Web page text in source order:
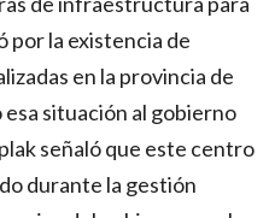
por la existencia de
en la provincia de
situación al gobierno
señaló que este centro
durante la gestión